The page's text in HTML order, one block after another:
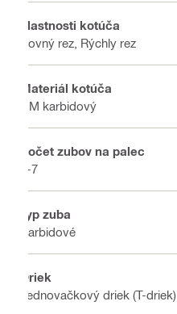
Vlastnosti kotúča
Rovný rez, Rýchly rez
Materiál kotúča
HM karbidový
Počet zubov na palec
5-7
Typ zuba
Karbidové
Driek
Jednovačkový driek (T-driek)